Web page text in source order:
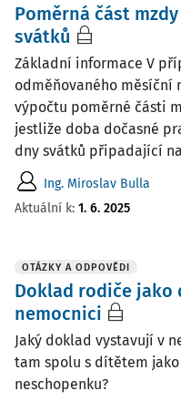
Poměrná část
svátků
Základní informace V
odměňovaného měsíční
výpočtu poměrné části
jestliže doba dočasné
dny svátků připadající
Ing. Miroslav Bulla
Aktuální k: 1. 6. 2025
OTÁZKY A ODPOVĚDI
Doklad rodiče
nemocnici
Jaký doklad vystavují v
tam spolu s dítětem jako
neschopenku?